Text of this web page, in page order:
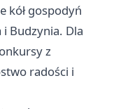
kół gospodyń
Budzynia. Dla
z
radości i